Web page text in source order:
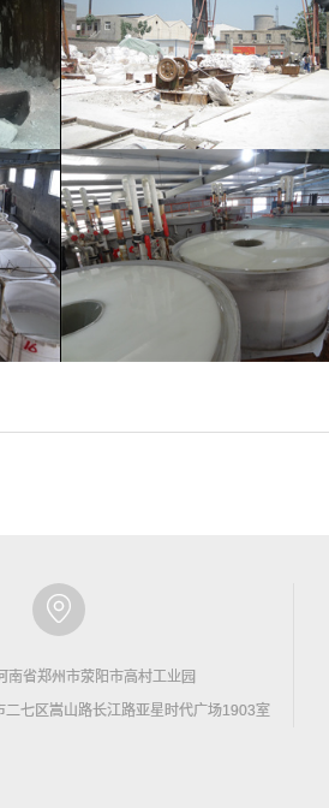
南省郑州市荥阳市高村工业园
二七区嵩山路长江路亚星时代广场1903室